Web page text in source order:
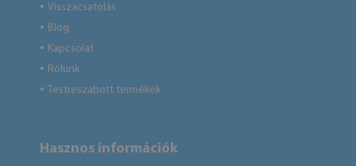
● Visszacsatolás
● Blog
● Kapcsolat
● Rólunk
● Testreszabott termékek
Hasznos információk